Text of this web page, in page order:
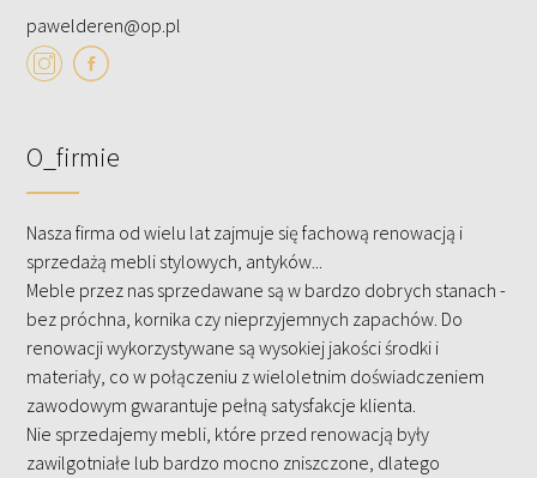
pawelderen@op.pl
O_firmie
Nasza firma od wielu lat zajmuje się fachową renowacją i
sprzedażą mebli stylowych, antyków...
Meble przez nas sprzedawane są w bardzo dobrych stanach -
bez próchna, kornika czy nieprzyjemnych zapachów. Do
renowacji wykorzystywane są wysokiej jakości środki i
materiały, co w połączeniu z wieloletnim doświadczeniem
zawodowym gwarantuje pełną satysfakcje klienta.
Nie sprzedajemy mebli, które przed renowacją były
zawilgotniałe lub bardzo mocno zniszczone, dlatego